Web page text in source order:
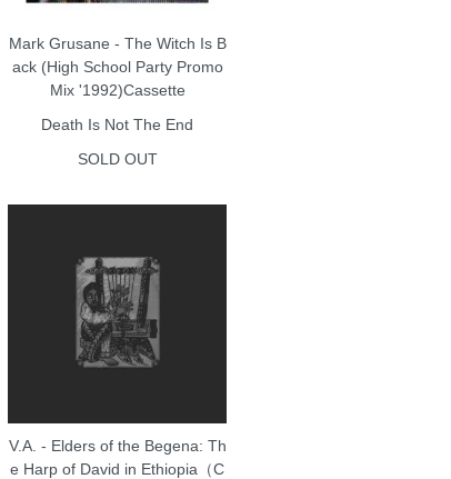
Mark Grusane - The Witch Is B
ack (High School Party Promo
Mix '1992)Cassette
Death Is Not The End
SOLD OUT
V.A. - Elders of the Begena: Th
e Harp of David in Ethiopia（C